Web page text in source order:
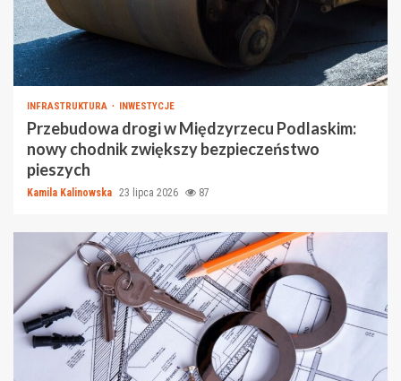
INFRASTRUKTURA INWESTYCJE
Przebudowa drogi w Międzyrzecu Podlaskim:
nowy chodnik zwiększy bezpieczeństwo
pieszych
Kamila Kalinowska 23 lipca 2026 87